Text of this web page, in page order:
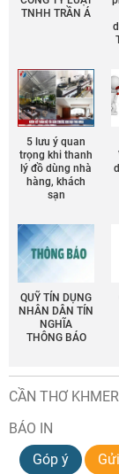
TNHH TRẦN Á
5 lưu ý quan
trọng khi thanh
lý đồ dùng nhà
hàng, khách
sạn
QUỸ TÍN DỤNG
NHÂN DÂN TÍN
NGHĨA
THÔNG BÁO
CẦN THƠ
BÁO IN
Góp ý